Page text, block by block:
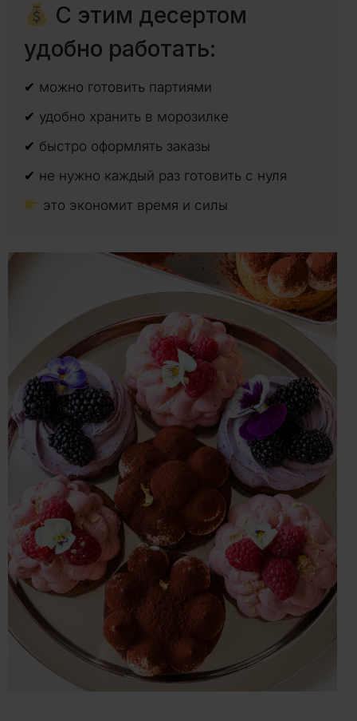
С этим десертом
удобно работать:
✔ можно готовить партиями
✔ удобно хранить в морозилке
✔ быстро оформлять заказы
✔ не нужно каждый раз готовить с нуля
это экономит время и силы